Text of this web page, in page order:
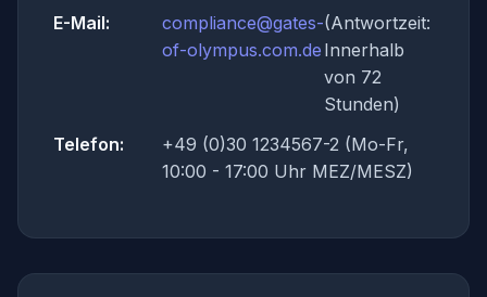
E-Mail:
compliance@gates-
of-olympus.com.de
(Antwortzeit:
Innerhalb
von 72
Stunden)
Telefon:
+49 (0)30 1234567-2 (Mo-Fr,
10:00 - 17:00 Uhr MEZ/MESZ)